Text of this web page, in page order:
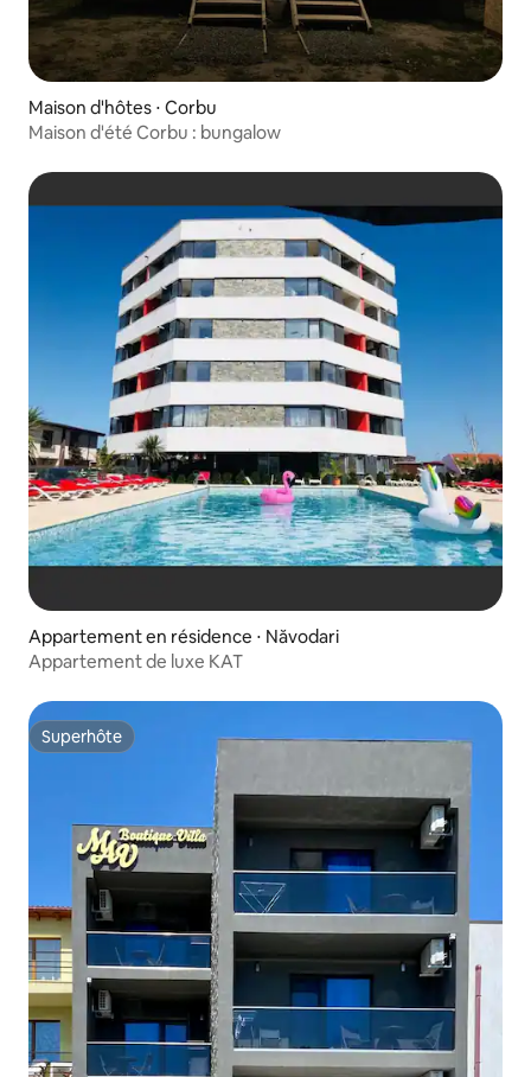
Maison d'hôtes ⋅ Corbu
Maison d'été Corbu : bungalow
Appartement en résidence ⋅ Năvodari
Appartement de luxe KAT
Superhôte
Superhôte